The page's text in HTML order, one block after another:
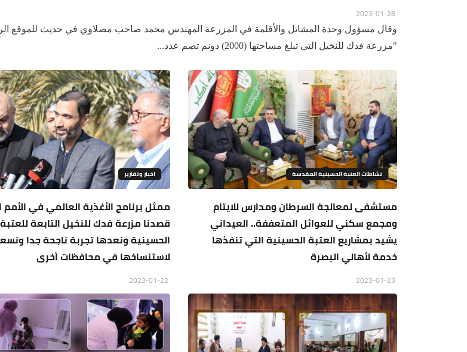
وقال مسؤول وحدة المشاتل والأقلمة في المزرعة المهندس محمد صاحب مصلاوي في حديث للموقع
"مزرعة فدك للنخيل التي تبلغ مساحتها (2000) دونم تضم عدد...
نشاطات العتبة الحسينية المقدسة
مستشفى لمعالجة السرطان ومدارس للايتام
ومجمع سكني للعوائل المتعففة.. العيداني
يشيد بمشاريع العتبة الحسينية التي تنفذها
خدمة لأهالي البصرة
اخبار وتقارير
ممثل برنامج الأغذية العالمي في
قصدنا مزرعة فدك للنخيل التابعة للعتبة
الحسينية ونعدها تجربة ناجحة جدا
لاستنساخها في محافظات أخرى